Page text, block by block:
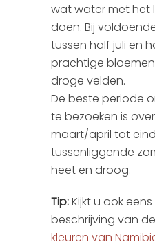
wat water met het
doen. Bij
tussen half juli en
prachtige
droge velden.
De beste periode
te bezoeken is
maart/april tot
tussenliggende
heet en droog.
Tip:Kijkt u ook
beschrijving van de
kleuren van